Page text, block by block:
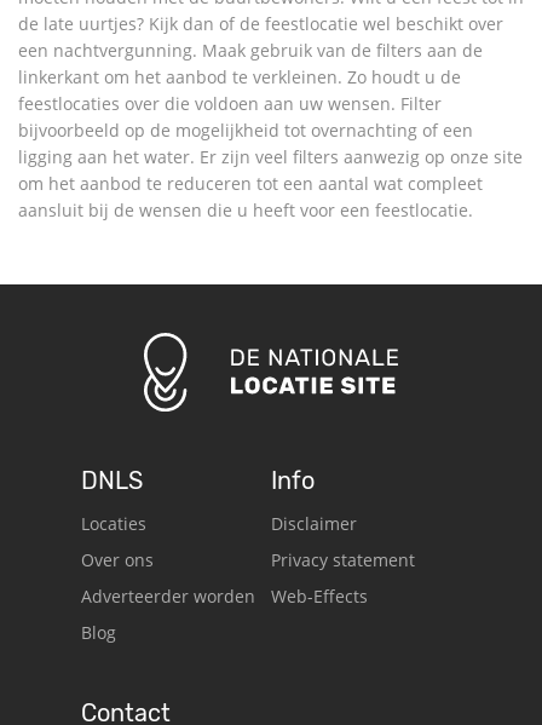
de late uurtjes? Kijk dan of de feestlocatie wel beschikt over
een nachtvergunning. Maak gebruik van de filters aan de
linkerkant om het aanbod te verkleinen. Zo houdt u de
feestlocaties over die voldoen aan uw wensen. Filter
bijvoorbeeld op de mogelijkheid tot overnachting of een
ligging aan het water. Er zijn veel filters aanwezig op onze site
om het aanbod te reduceren tot een aantal wat compleet
aansluit bij de wensen die u heeft voor een feestlocatie.
DNLS
Locaties
Over ons
Adverteerder worden
Blog
Info
Disclaimer
Privacy statement
Web-Effects
Contact